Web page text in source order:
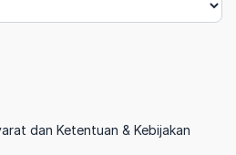
dan Ketentuan & Kebijakan